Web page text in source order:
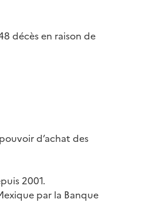
décès en raison de
d’achat des
2001.
par la Banque